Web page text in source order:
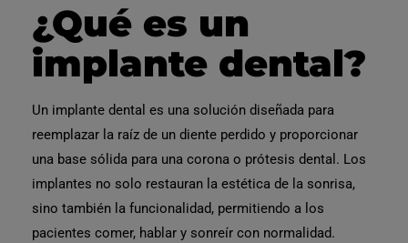
¿Qué es un
implante dental?
Un implante dental es una solución diseñada para
reemplazar la raíz de un diente perdido y proporcionar
una base sólida para una corona o prótesis dental. Los
implantes no solo restauran la estética de la sonrisa,
sino también la funcionalidad, permitiendo a los
pacientes comer, hablar y sonreír con normalidad.